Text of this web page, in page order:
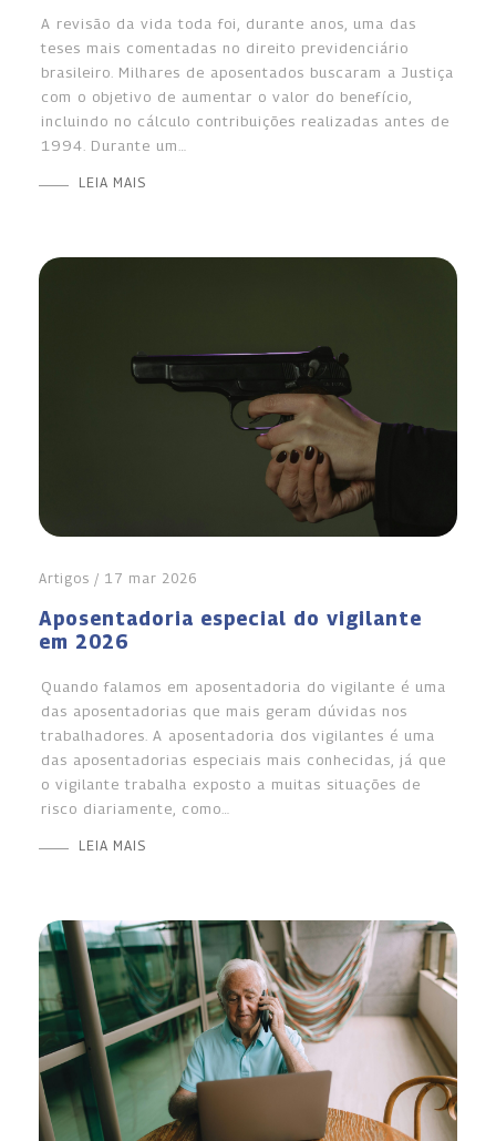
A revisão da vida toda foi, durante anos, uma das
teses mais comentadas no direito previdenciário
brasileiro. Milhares de aposentados buscaram a Justiça
com o objetivo de aumentar o valor do benefício,
incluindo no cálculo contribuições realizadas antes de
1994. Durante um…
LEIA MAIS
Artigos / 17 mar 2026
Aposentadoria especial do vigilante
em 2026
Quando falamos em aposentadoria do vigilante é uma
das aposentadorias que mais geram dúvidas nos
trabalhadores. A aposentadoria dos vigilantes é uma
das aposentadorias especiais mais conhecidas, já que
o vigilante trabalha exposto a muitas situações de
risco diariamente, como…
LEIA MAIS